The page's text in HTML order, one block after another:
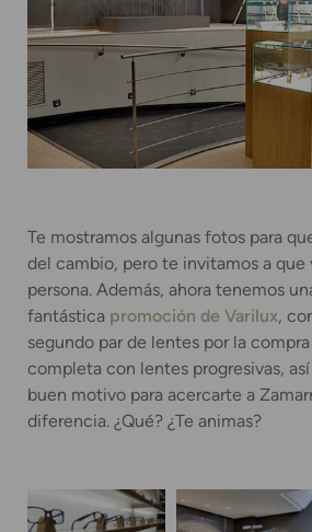
Te mostramos algunas fotos para
del cambio, pero te invitamos a que
persona. Además, ahora tenemos
fantástica promoción de Varilux,
segundo par de lentes por la
completa con lentes progresivas,
buen motivo para acercarte a
diferencia. ¿Qué? ¿Te animas?